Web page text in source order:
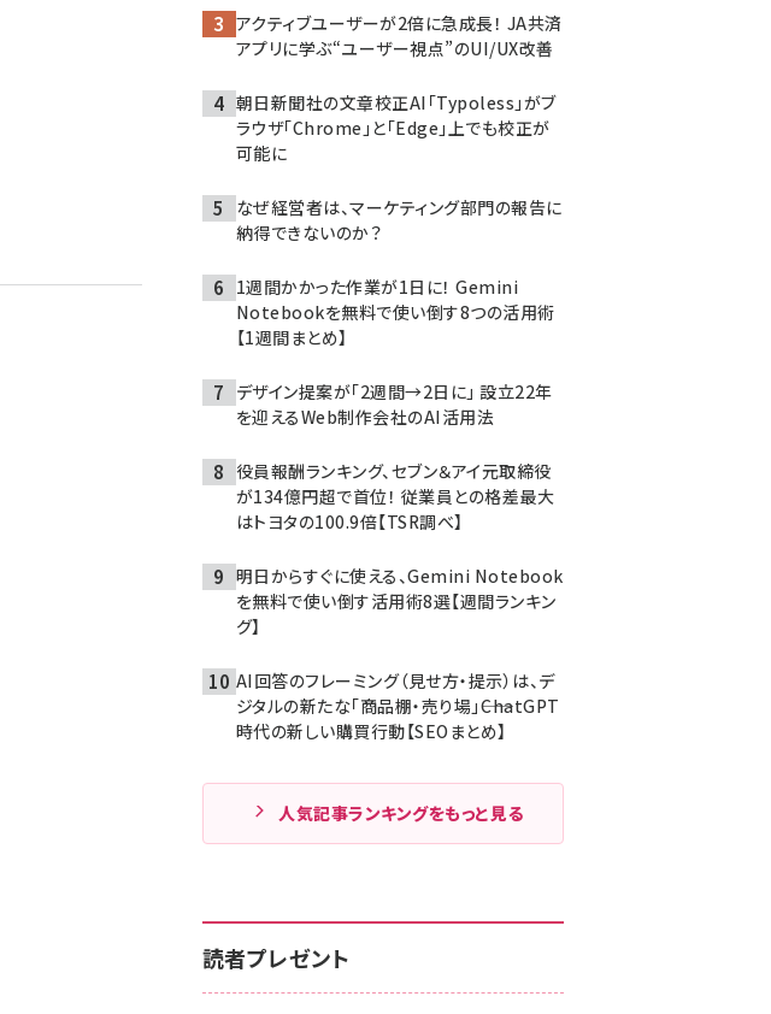
アクティブユーザーが2倍に急成長！ JA共済
アプリに学ぶ“ユーザー視点”のUI/UX改善
朝日新聞社の文章校正AI「Typoless」がブ
ラウザ「Chrome」と「Edge」上でも校正が
可能に
なぜ経営者は、マーケティング部門の報告に
納得できないのか？
1週間かかった作業が1日に！ Gemini
Notebookを無料で使い倒す8つの活用術
【1週間まとめ】
デザイン提案が「2週間→2日に」 設立22年
を迎えるWeb制作会社のAI活用法
役員報酬ランキング、セブン＆アイ元取締役
が134億円超で首位！ 従業員との格差最大
はトヨタの100.9倍【TSR調べ】
明日からすぐに使える、Gemini Notebook
を無料で使い倒す活用術8選【週間ランキン
グ】
AI回答のフレーミング（見せ方・提示）は、デ
ジタルの新たな「商品棚・売り場」――ChatGPT
時代の新しい購買行動【SEOまとめ】
人気記事ランキングをもっと見る
読者プレゼント